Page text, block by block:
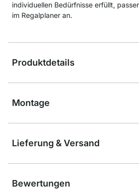
individuellen Bedürfnisse erfüllt,
im Regalplaner an.
Produktdetails
Montage
Lieferung & Versand
Bewertungen